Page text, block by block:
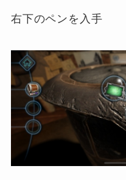
右下のペンを入手